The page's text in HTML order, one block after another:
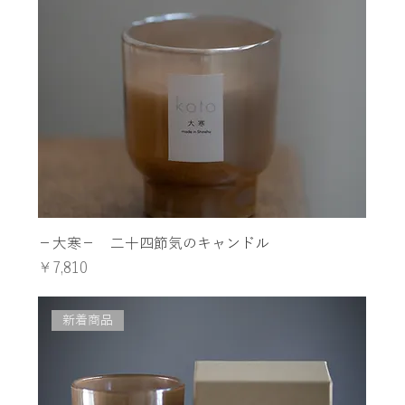
−大寒− 二十四節気のキャンドル
価格
￥7,810
新着商品